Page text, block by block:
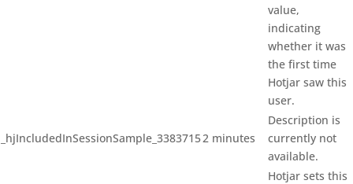
value,
indicating
whether it was
the first time
Hotjar saw this
user.
_hjIncludedInSessionSample_33837152 minutes
Description is
currently not
available.
Hotjar sets this